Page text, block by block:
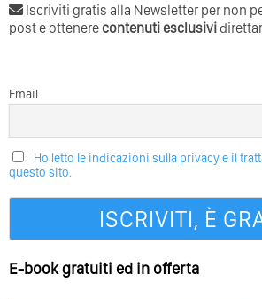
Iscriviti gratis alla Newsletter per non
post e ottenerecontenuti esclusivi
Email
Ho letto le indicazioni sulla privacy e il
questo sito.
E-book gratuiti ed in offerta